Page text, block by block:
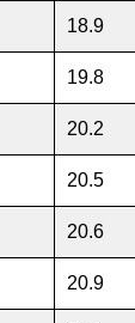
18.9
19.8
20.2
20.5
20.6
20.9